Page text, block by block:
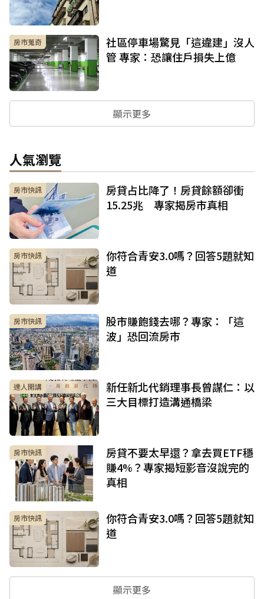
房市蒐奇
社區停車場驚見「這違建」沒人
管 專家：恐讓住戶損失上億
顯示更多
人氣瀏覽
房市快訊
房貸占比降了！房貸餘額卻衝
15.25兆 專家揭房市真相
房市快訊
你符合青安3.0嗎？回答5題就知
道
房市快訊
股市賺飽錢去哪？專家：「這
波」恐回流房市
達人開講
新任新北代銷理事長曾謀仁：以
三大目標打造溝通橋梁
房市快訊
房貸不要太早還？拿去買ETF穩
賺4%？專家揭短影音沒說完的
真相
房市快訊
你符合青安3.0嗎？回答5題就知
道
顯示更多